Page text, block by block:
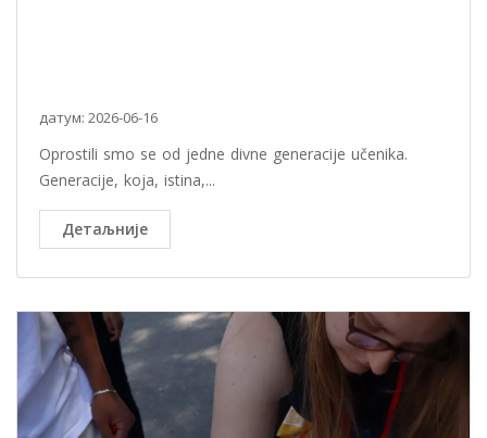
датум: 2026-06-16
Oprostili smo se od jedne divne generacije učenika.
Generacije, koja, istina,...
Детаљније